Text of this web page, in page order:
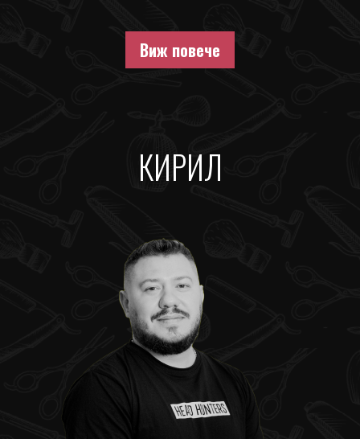
Виж повече
КИРИЛ